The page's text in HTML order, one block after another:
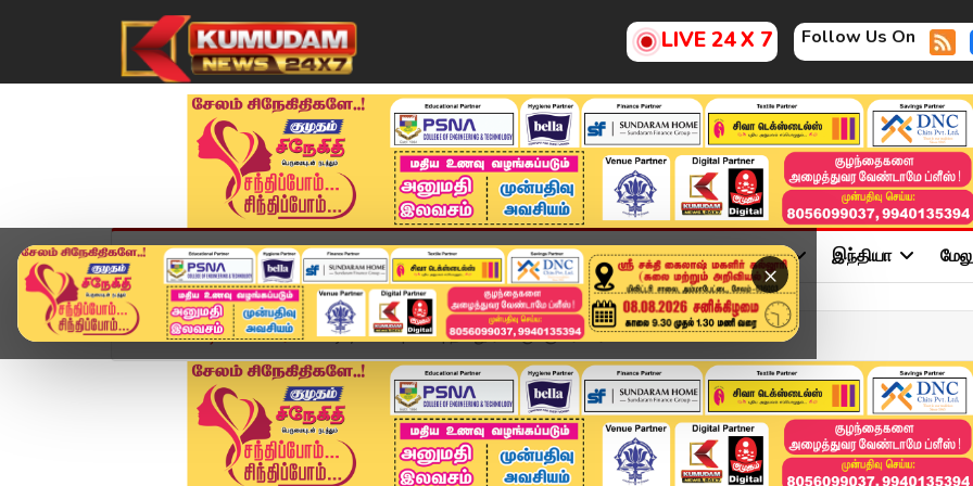
LIVE 24 X 7 Follow Us On
×
முகப்பு விளையாட்டு அண்மை தமிழ்நாடு சினிமா அரசியல் விளையாட்டு இந்தியா
Home வீடியோ ஸ்டோரி Vijay Sethupathi | தனது ரசிகருக்கு சர்ப்ரைஸ் வி...